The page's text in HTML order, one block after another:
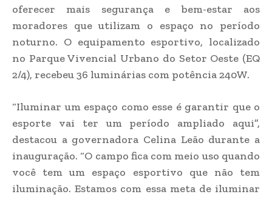
oferecer mais segurança e bem-estar aos
moradores que utilizam o espaço no período
noturno. O equipamento esportivo, localizado
no Parque Vivencial Urbano do Setor Oeste (EQ
2/4), recebeu 36 luminárias com potência 240W.
“Iluminar um espaço como esse é garantir que o
esporte vai ter um período ampliado aqui”,
destacou a governadora Celina Leão durante a
inauguração. “O campo fica com meio uso quando
você tem um espaço esportivo que não tem
iluminação. Estamos com essa meta de iluminar